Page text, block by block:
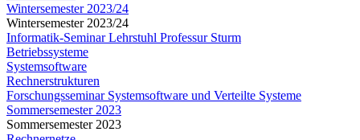
Wintersemester 2023/24
Wintersemester 2023/24
Informatik-Seminar Lehrstuhl Professur Sturm
Betriebssysteme
Systemsoftware
Rechnerstrukturen
Forschungsseminar Systemsoftware und Verteilte Systeme
Sommersemester 2023
Sommersemester 2023